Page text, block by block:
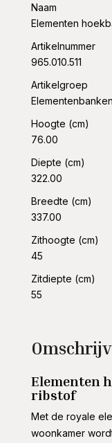
Naam
Elementen
Artikelnummer
965.010.511
Artikelgroep
Elementenbanken
Hoogte (cm)
76.00
Diepte (cm)
322.00
Breedte (cm)
337.00
Zithoogte (cm)
45
Zitdiepte (cm)
55
Elementen
ribstof
Met de royale
woonkamer